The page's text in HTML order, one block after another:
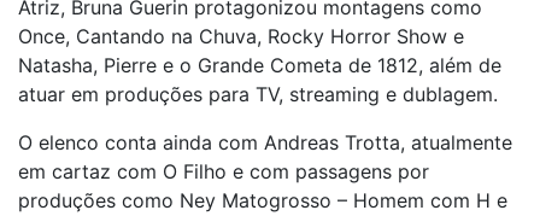
Atriz, Bruna Guerin protagonizou montagens como
Once, Cantando na Chuva, Rocky Horror Show e
Natasha, Pierre e o Grande Cometa de 1812, além de
atuar em produções para TV, streaming e dublagem.
O elenco conta ainda com Andreas Trotta, atualmente
em cartaz com O Filho e com passagens por
produções como Ney Matogrosso – Homem com H e